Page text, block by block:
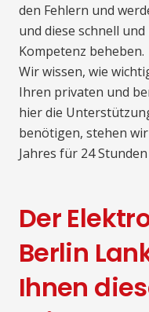
den Fehlern und
und diese schnell
Kompetenz beheben.
Wir wissen, wie
Ihren privaten und
hier die
benötigen, stehen
Jahres für 24
Der
Berlin
Ihnen